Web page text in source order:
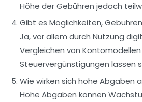
Höhe der Gebühren jedoch
Gibt es Möglichkeiten,
Ja, vor allem durch Nutzung
Vergleichen von
Steuervergünstigungen lassen
Wie wirken sich hohe Abgaben
Hohe Abgaben können